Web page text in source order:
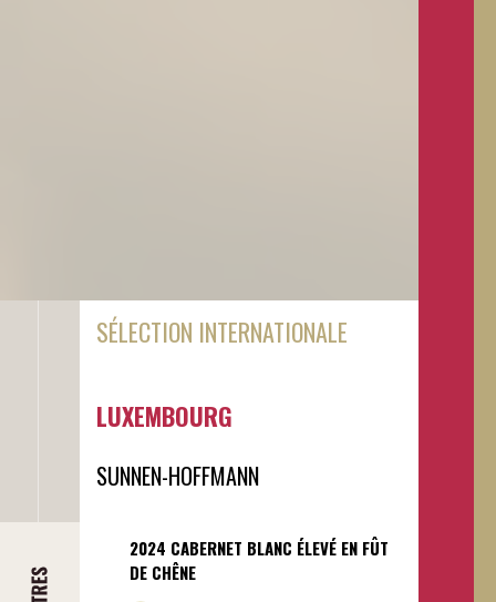
SÉLECTION INTERNATIONALE
LUXEMBOURG
SUNNEN-HOFFMANN
2024 CABERNET BLANC ÉLEVÉ EN FÛT
DE CHÊNE